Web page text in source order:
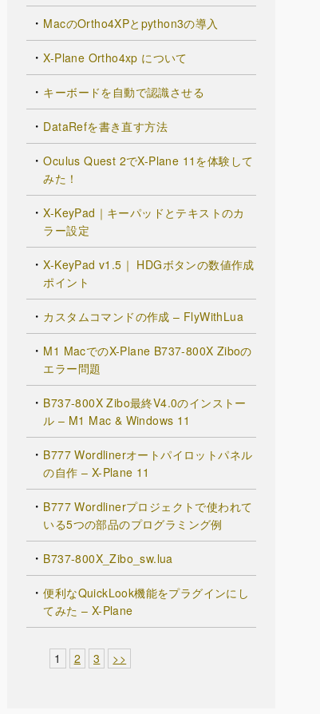
MacのOrtho4XPとpython3の導入
X-Plane Ortho4xp について
キーボードを自動で認識させる
DataRefを書き直す方法
Oculus Quest 2でX-Plane 11を体験して
みた！
X-KeyPad｜キーパッドとテキストのカ
ラー設定
X-KeyPad v1.5｜ HDGボタンの数値作成
ポイント
カスタムコマンドの作成 – FlyWithLua
M1 MacでのX-Plane B737-800X Ziboの
エラー問題
B737-800X Zibo最終V4.0のインストー
ル – M1 Mac & Windows 11
B777 Wordlinerオートパイロットパネル
の自作 – X-Plane 11
B777 Wordlinerプロジェクトで使われて
いる5つの部品のプログラミング例
B737-800X_Zibo_sw.lua
便利なQuickLook機能をプラグインにし
てみた – X-Plane
1 2 3 >>